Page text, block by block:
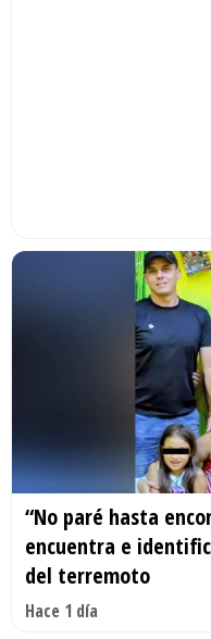
“No paré hasta
encuentra e
del terremoto
Hace 1 día